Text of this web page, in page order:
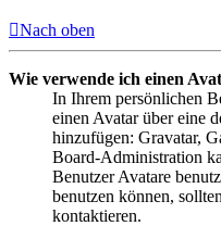
Nach oben
Wie verwende ich einen
In Ihrem persönlichen
einen Avatar über eine
hinzufügen: Gravatar,
Board-Administration
Benutzer Avatare
benutzen können,
kontaktieren.